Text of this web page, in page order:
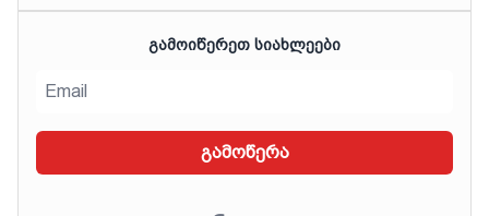
ᲒᲐᲛᲝᲘᲬᲔᲠᲔᲗ ᲡᲘᲐᲮᲚᲔᲔᲑᲘ
გამოწერა